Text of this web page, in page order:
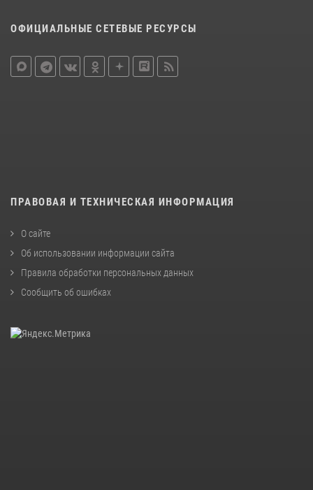
ОФИЦИАЛЬНЫЕ СЕТЕВЫЕ РЕСУРСЫ
ПРАВОВАЯ И ТЕХНИЧЕСКАЯ ИНФОРМАЦИЯ
О сайте
Об использовании информации сайта
Правила обработки персональных данных
Сообщить об ошибках